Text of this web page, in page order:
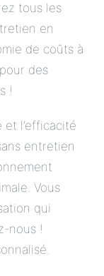
tous les
en
de coûts à
des
!
et l’efficacité
entretien
Vous
qui
nous !